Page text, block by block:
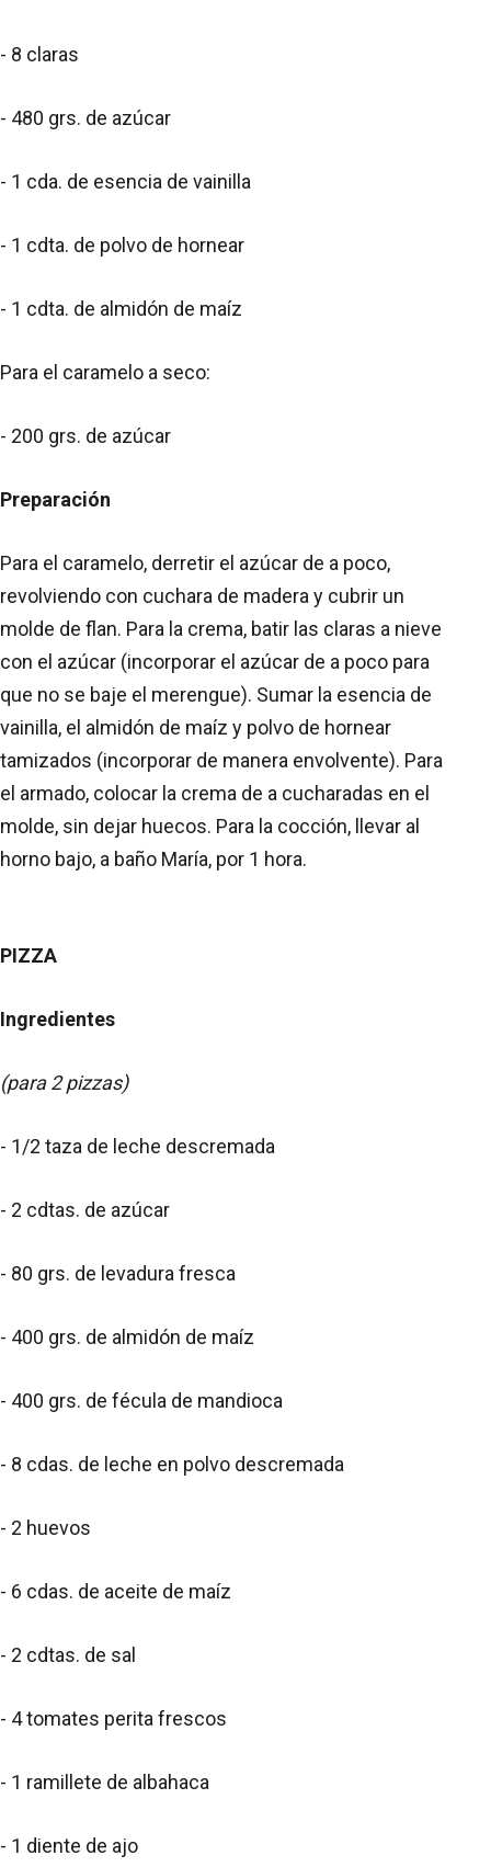
- 8 claras
- 480 grs. de azúcar
- 1 cda. de esencia de vainilla
- 1 cdta. de polvo de hornear
- 1 cdta. de almidón de maíz
Para el caramelo a seco:
- 200 grs. de azúcar
Preparación
Para el caramelo, derretir el azúcar de a poco,
revolviendo con cuchara de madera y cubrir un
molde de flan. Para la crema, batir las claras a nieve
con el azúcar (incorporar el azúcar de a poco para
que no se baje el merengue). Sumar la esencia de
vainilla, el almidón de maíz y polvo de hornear
tamizados (incorporar de manera envolvente). Para
el armado, colocar la crema de a cucharadas en el
molde, sin dejar huecos. Para la cocción, llevar al
horno bajo, a baño María, por 1 hora.
PIZZA
Ingredientes
(para 2 pizzas)
- 1/2 taza de leche descremada
- 2 cdtas. de azúcar
- 80 grs. de levadura fresca
- 400 grs. de almidón de maíz
- 400 grs. de fécula de mandioca
- 8 cdas. de leche en polvo descremada
- 2 huevos
- 6 cdas. de aceite de maíz
- 2 cdtas. de sal
- 4 tomates perita frescos
- 1 ramillete de albahaca
- 1 diente de ajo